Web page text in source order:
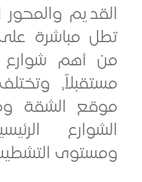
والمحور المركزي
مباشرة على شارع
شوارع مدينة
وتختلف
الشقة ومدى
الرئيسية
التشطيب.